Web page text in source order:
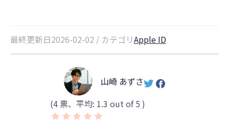
最終更新日2026-02-02 / カテゴリApple ID
山崎 あずさ
(4票、平均: 1.3 out of 5 )